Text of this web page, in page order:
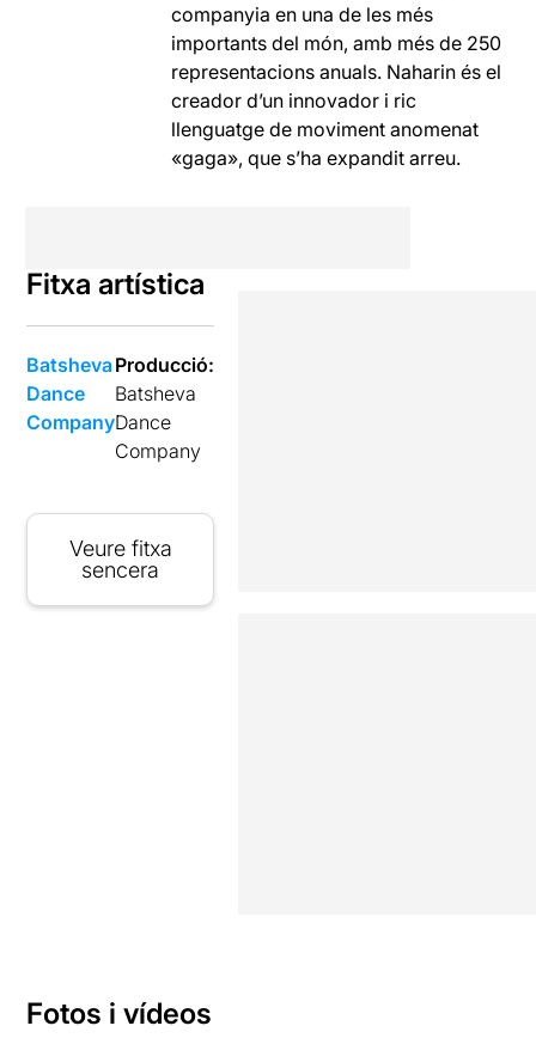
companyia en una de les més
importants del món, amb més de 250
representacions anuals. Naharin és el
creador d’un innovador i ric
llenguatge de moviment anomenat
«gaga», que s’ha expandit arreu.
Fitxa artística
Batsheva
Dance
Company
Producció:
Batsheva
Dance
Company
Veure fitxa
sencera
Fotos i vídeos